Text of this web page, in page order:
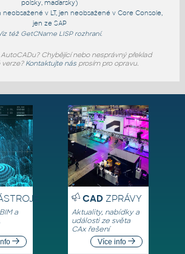
polsky, maďarsky)
neobsažené v LT, jen neobsažené v Core Console,
jen ze SAP
též GetCNameLISP rozhraní.
Chybějící nebo nesprávný překlad
verze? Kontaktujte násprosím pro opravu.
a
CADZPRÁVY
Aktuality, nabídky a
události ze světa
CAx řešení
Více info